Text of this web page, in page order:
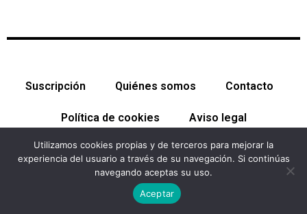
Suscripción Quiénes somos Contacto
Política de cookies Aviso legal
© Cataluña Económica 2026. Todos los derechos reservados
Utilizamos cookies propias y de terceros para mejorar la
experiencia del usuario a través de su navegación. Si continúas
navegando aceptas su uso.
Aceptar